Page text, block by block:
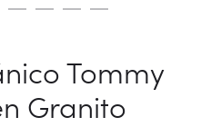
Tommy
Granito